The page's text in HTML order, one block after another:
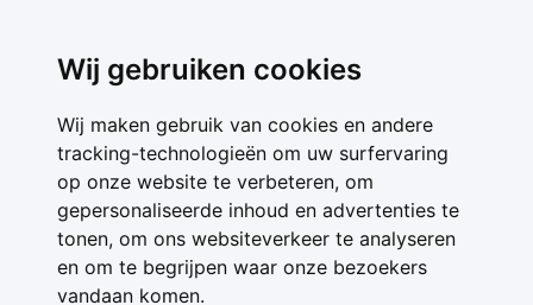
Wij gebruiken cookies
Wij maken gebruik van cookies en andere
tracking-technologieën om uw surfervaring
op onze website te verbeteren, om
gepersonaliseerde inhoud en advertenties te
tonen, om ons websiteverkeer te analyseren
en om te begrijpen waar onze bezoekers
vandaan komen.
Contact
Feedback
Nieuwsbrief